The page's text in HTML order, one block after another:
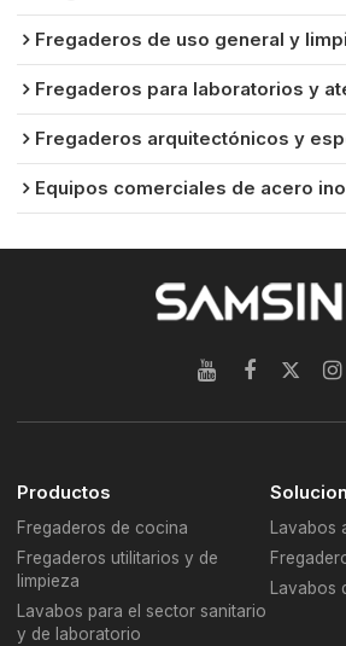
Fregaderos de uso general y
Fregaderos para laboratorios y
Fregaderos arquitectónicos y
Equipos comerciales de acero
Productos
Fregaderos de cocina
Fregaderos utilitarios y de
limpieza
Lavabos para el sector sanitario
y de laboratorio
Lavabos